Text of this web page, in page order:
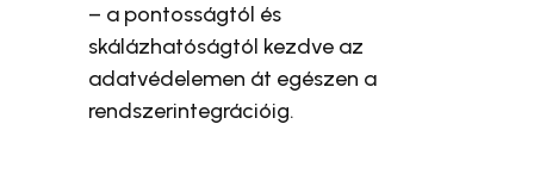
– a pontosságtól és
skálázhatóságtól kezdve az
adatvédelemen át egészen a
rendszerintegrációig.